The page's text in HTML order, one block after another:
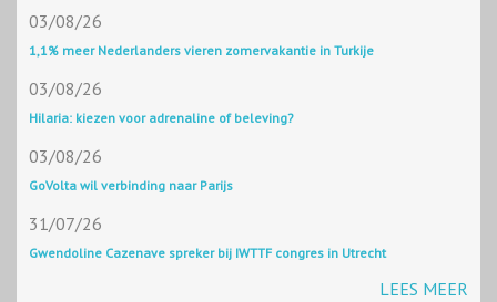
03/08/26
1,1% meer Nederlanders vieren zomervakantie in Turkije
03/08/26
Hilaria: kiezen voor adrenaline of beleving?
03/08/26
GoVolta wil verbinding naar Parijs
31/07/26
Gwendoline Cazenave spreker bij IWTTF congres in Utrecht
LEES MEER